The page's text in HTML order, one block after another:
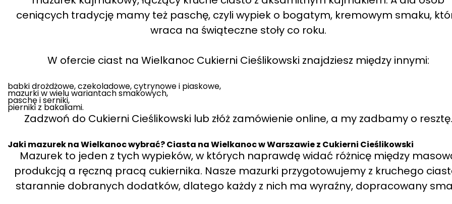
ceniących tradycję mamy też paschę, czyli wypiek o bogatym, kremowym smaku,
wraca na świąteczne stoły co roku.
W ofercie ciast na Wielkanoc Cukierni Cieślikowski znajdziesz między innymi:
babki drożdżowe, czekoladowe, cytrynowe i piaskowe,
mazurki w wielu wariantach smakowych,
paschę i serniki,
pierniki z bakaliami.
Zadzwoń do Cukierni Cieślikowski lub złóż zamówienie online, a my zadbamy o resztę.
Jaki mazurek na Wielkanoc wybrać? Ciasta na Wielkanoc w Warszawie z Cukierni Cieślikowski
Mazurek to jeden z tych wypieków, w których naprawdę widać różnicę między
produkcją a ręczną pracą cukiernika. Nasze mazurki przygotowujemy z kruchego
starannie dobranych dodatków, dlatego każdy z nich ma wyraźny, dopracowany